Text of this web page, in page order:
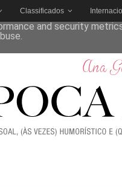
Classificados
its services and to
and security